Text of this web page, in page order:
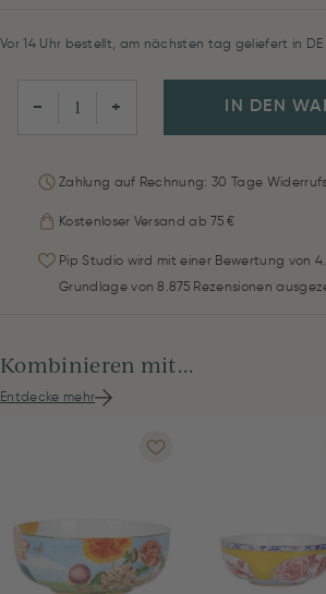
Vor 14 Uhr bestellt, am nächsten tag geliefert in DE
− + IN DEN
Zahlung auf Rechnung: 30 Tage
Kostenloser Versand ab 75 €
Pip Studio wird mit einer Bewertung von
Grundlage von 8.875 Rezensionen
Kombinieren mit...
Entdecke mehr